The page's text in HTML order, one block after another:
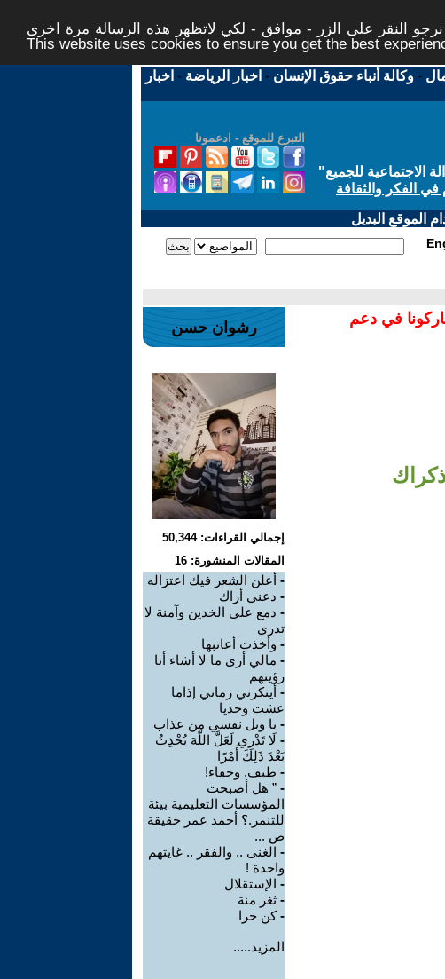
النقر على الزر - موافق - لكي لاتظهر هذه الرسالة مرة اخرى -
This website uses cookies to ensure you get the best
-وكالة أنباء حقوق الإنسان - اخبار الرياضة - اخبار
التبرع للموقع - ادعمونا
للجميع"
في الفكر والثقافة
الموقع البديل
في دعم
رشوان حسن
إجمالي القراءات: 50,344
المقالات المنشورة: 16
- أعلن الشعر فيك اعتزاله
- دعني أراك
- دمع على الخدين وآمنة لا
تدري
- وأخذت أعاتبها
- مالي أرى ما لا أشاء أنا
رؤيتهم
- أينكرني زماني إذاما
عشت وحديا
- يا ويل نفسي من عذاب
- لَا تَدْرِي لَعَلَّ اللَّهَ يُحْدِثُ
بَعْدَ ذَلِكَ أَمْرًا
- طيف. وجفاء!
- ” هل أصبحت
المؤسسات التعليمية بيئة
للتنمر.؟ أحمد عمر حقيقة
ص ...
- الغنى .. والفقر .. غايتهم
واحدة !
- الإستقلال
- ثغر منة
-كن حرا
المزيد.....